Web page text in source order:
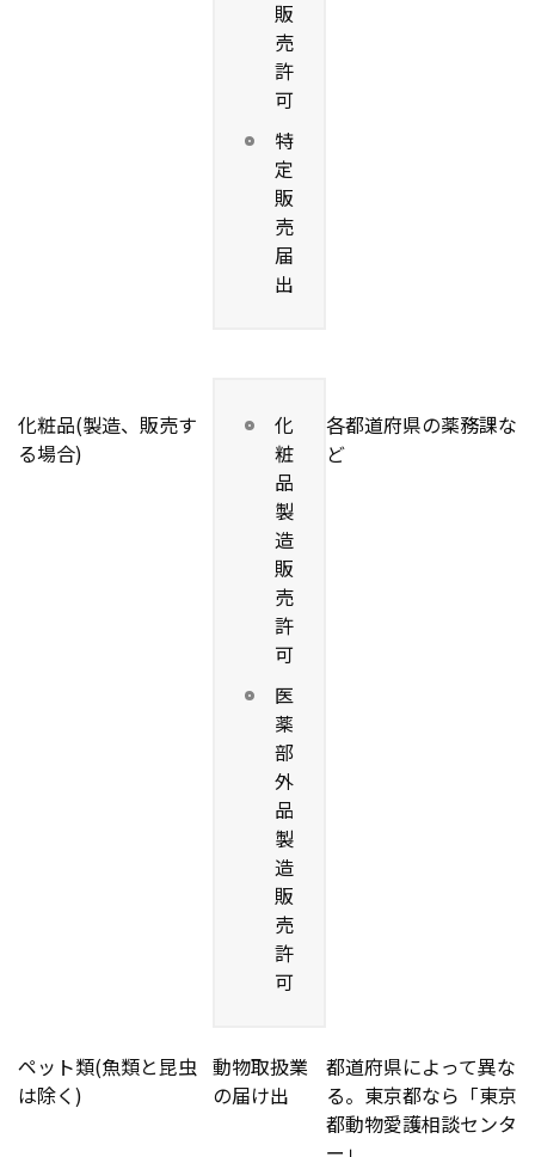
販
売
許
可
特
定
販
売
届
出
化粧品(製造、販売す
る場合)
化
粧
品
製
造
販
売
許
可
医
薬
部
外
品
製
造
販
売
許
可
各都道府県の薬務課な
ど
ペット類(魚類と昆虫
は除く)
動物取扱業
の届け出
都道府県によって異な
る。東京都なら「東京
都動物愛護相談センタ